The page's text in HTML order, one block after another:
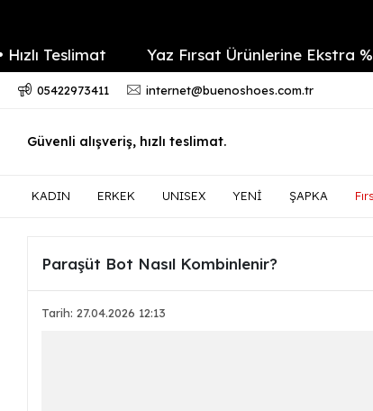
Teslimat Yaz Fırsat Ürünlerine Ekstra %20
05422973411 internet@buenoshoes.com.tr
Güvenli alışveriş, hızlı teslimat.
KADIN ERKEK UNISEX YENİ ŞAPKA
Paraşüt Bot Nasıl Kombinlenir?
Tarih: 27.04.2026 12:13